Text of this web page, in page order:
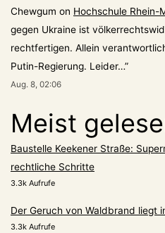
Chewgum on Hochschule Rhein-
gegen Ukraine ist
rechtfertigen. Allein
Putin-Regierung. Leider…”
Aug. 8, 02:06
Meist
Baustelle Keekener Straße:
rechtliche Schritte
3.3k Aufrufe
Der Geruch von Waldbrand liegt
3.3k Aufrufe